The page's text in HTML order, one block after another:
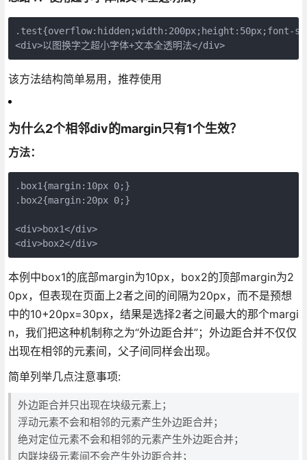
<div>以图换字之超小字体+文本全透明法</div>
该方法结构简单易用，推荐使用
为什么2个相邻div的margin只有1个生效？
方法：
.box1{margin:10px 0;}
.box2{margin:20px 0;}
<div>box1</div>
<div>box2</div>
本例中box1的底部margin为10px，box2的顶部margin为2
0px，但表现在页面上2者之间的间隔为20px，而不是预想
中的10+20px=30px，结果是选择2者之间最大的那个margi
n，我们把这种机制称之为“外边距合并”；外边距合并不仅仅
出现在相邻的元素间，父子间同样会出现。
简单列举几点注意事项:
外边距合并只出现在块级元素上；
浮动元素不会和相邻的元素产生外边距合并；
绝对定位元素不会和相邻的元素产生外边距合并；
内联块级元素间不会产生外边距合并；